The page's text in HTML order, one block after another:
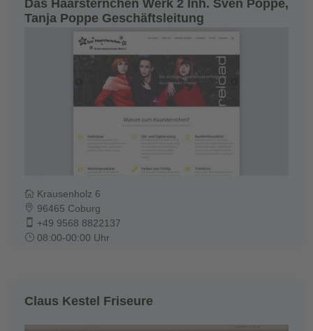
Das Haarsternchen Werk 2 Inh. Sven Poppe,
Tanja Poppe Geschäftsleitung
Krausenholz 6
96465 Coburg
+49 9568 8822137
08:00-00:00 Uhr
Claus Kestel Friseure